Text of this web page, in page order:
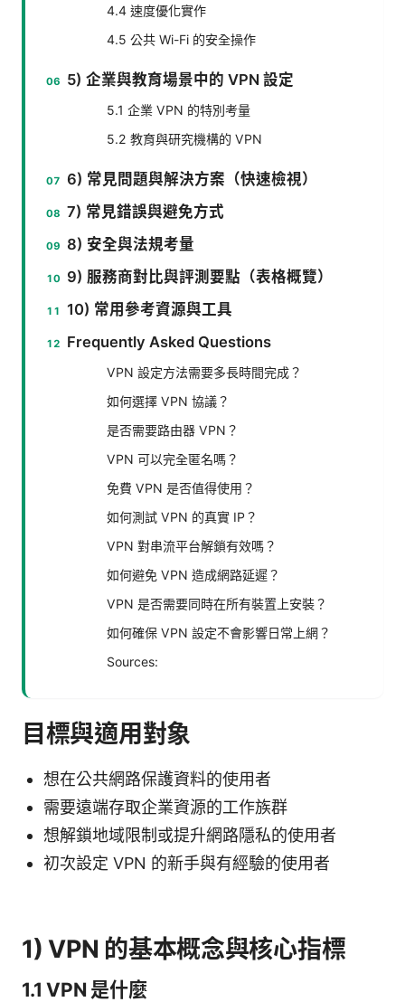
4.4 速度優化實作
4.5 公共 Wi-Fi 的安全操作
5) 企業與教育場景中的 VPN 設定
5.1 企業 VPN 的特別考量
5.2 教育與研究機構的 VPN
6) 常見問題與解決方案（快速檢視）
7) 常見錯誤與避免方式
8) 安全與法規考量
9) 服務商對比與評測要點（表格概覽）
10) 常用參考資源與工具
Frequently Asked Questions
VPN 設定方法需要多長時間完成？
如何選擇 VPN 協議？
是否需要路由器 VPN？
VPN 可以完全匿名嗎？
免費 VPN 是否值得使用？
如何測試 VPN 的真實 IP？
VPN 對串流平台解鎖有效嗎？
如何避免 VPN 造成網路延遲？
VPN 是否需要同時在所有裝置上安裝？
如何確保 VPN 設定不會影響日常上網？
Sources:
目標與適用對象
想在公共網路保護資料的使用者
需要遠端存取企業資源的工作族群
想解鎖地域限制或提升網路隱私的使用者
初次設定 VPN 的新手與有經驗的使用者
1) VPN 的基本概念與核心指標
1.1 VPN 是什麼